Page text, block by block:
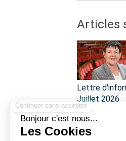
Articles
Lettre
Juillet 2026
Lettre